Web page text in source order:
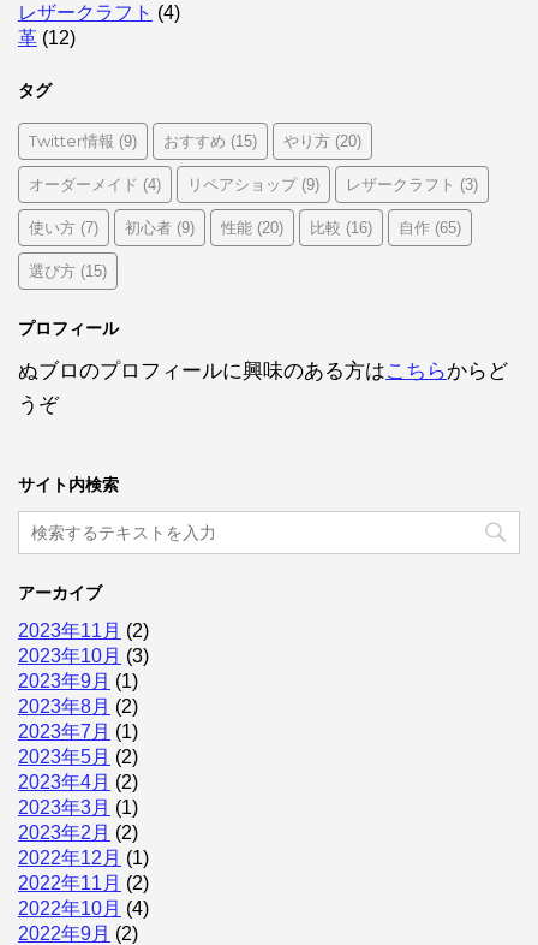
レザークラフト (4)
革 (12)
タグ
Twitter情報 (9) おすすめ (15) やり方 (20)
オーダーメイド (4) リペアショップ(9) レザークラフト (3)
使い方 (7) 初心者 (9) 性能 (20) 比較 (16) 自作 (65)
選び方 (15)
プロフィール
ぬブロのプロフィールに興味のある方はこちらからど
うぞ
サイト内検索
アーカイブ
2023年11月 (2)
2023年10月 (3)
2023年9月 (1)
2023年8月 (2)
2023年7月 (1)
2023年5月 (2)
2023年4月 (2)
2023年3月 (1)
2023年2月 (2)
2022年12月 (1)
2022年11月 (2)
2022年10月 (4)
2022年9月 (2)